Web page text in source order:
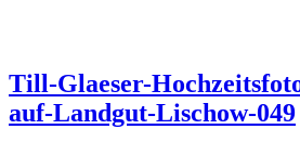
Till-Glaeser-
auf-Landgut-Lischow-049